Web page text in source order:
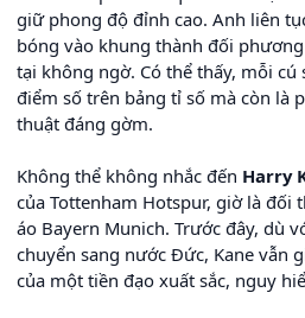
giữ phong độ đỉnh cao. Anh liên
bóng vào khung thành đối
tại không ngờ. Có thể thấy, mỗi cú
điểm số trên bảng tỉ số mà còn là
thuật đáng gờm.
Không thể không nhắc đến Harry
của Tottenham Hotspur, giờ là đối
áo Bayern Munich. Trước đây, dù
chuyển sang nước Đức, Kane vẫn
của một tiền đạo xuất sắc, nguy